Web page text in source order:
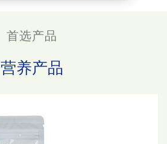
首选产品
营养产品